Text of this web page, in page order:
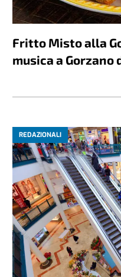
Fritto Misto alla
musica a Gorzano
REDAZIONALI